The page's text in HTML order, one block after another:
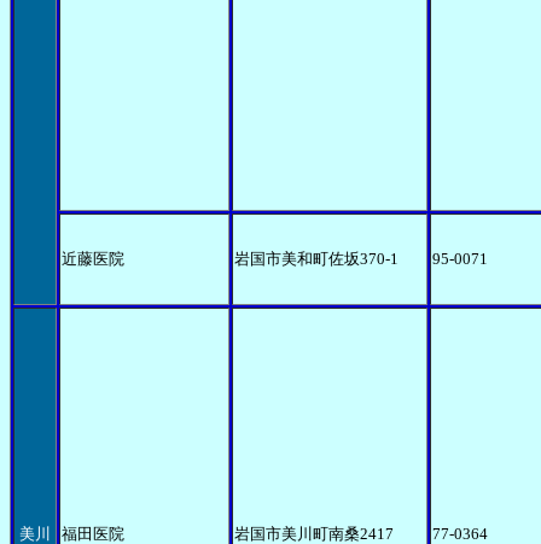
近藤医院 岩国市美和町佐坂370-1 95-0071
美川 福田医院 岩国市美川町南桑2417 77-0364